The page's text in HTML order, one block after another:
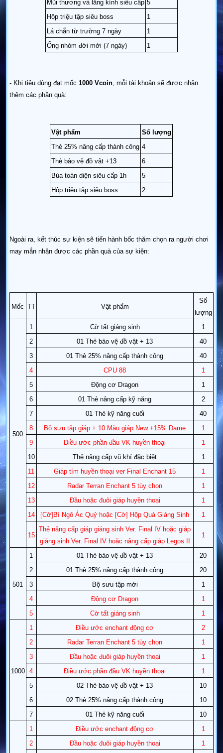
Mũi thương và lăng kính siêu cấp 5
Hộp triệu tập siêu boss
1
Lá chắn từ trường 7 ngày
1
Ống nhòm đời mới (7 ngày)
1
- Khi tiêu dùng đạt mốc 1000 Vcoin, mỗi tài khoản sẽ được nhận
thêm các phần quà:
Vật phẩm
Số lượng
Thẻ 25% nâng cấp thành công 4
Thẻ bảo vệ đồ vật +13
6
Bùa toàn diện siêu cấp 1h
5
Hộp triệu tập siêu boss
2
Ngoài ra, kết thúc sự kiện sẽ tiến hành bốc thăm chọn ra người chơi
may mắn nhận được các phần quà của sự kiện:
Mốc TT Vật phẩm
Số
lượng
500
1 Cờ tất giáng sinh
1
2
01 Thẻ bảo vệ đồ vật + 13
40
3
01 Thẻ 25% nâng cấp thành công
40
4
CPU 88
1
5
Động cơ Dragon
1
6
01 Thẻ nâng cấp kỹ năng
2
7
01 Thẻ kỹ năng cuối
40
8
Bộ sưu tập giáp + 10 Màu giáp New +15% Dame
1
9
Điều ước phần đầu VK huyền thoại
1
10
Thẻ nâng cấp vũ khí đặc biệt
1
11
Giáp tím huyền thoại ver Final Enchant 15
1
12
Radar Terran Enchant 5 tùy chọn
1
13
Đầu hoặc đuôi giáp huyền thoại
1
14
[Cờ]Bí Ngô Ác Quỷ hoặc [Cờ] Hộp Quà Giáng Sinh 1
15
Thẻ nâng cấp giáp giáng sinh Ver. Final IV hoặc giáp
giáng sinh Ver. Final IV hoặc nâng cấp giáp Legos II
1
501
1 01 Thẻ bảo vệ đồ vật + 13
20
2
01 Thẻ 25% nâng cấp thành công
20
3
Bộ sưu tập mới
1
4
Động cơ Dragon
1
5
Cờ tất giáng sinh 1
1000
1 Điều ước enchant động cơ
2
2
Radar Terran Enchant 5 tùy chọn
1
3
Đầu hoặc đuôi giáp huyền thoại
1
4
Điều ước phần đầu VK huyền thoại
1
5
02 Thẻ bảo vệ đồ vật + 13
10
6
02 Thẻ 25% nâng cấp thành công
10
7
01 Thẻ kỹ năng cuối 10
1 Điều ước enchant động cơ
1
2
Đầu hoặc đuôi giáp huyền thoại
1